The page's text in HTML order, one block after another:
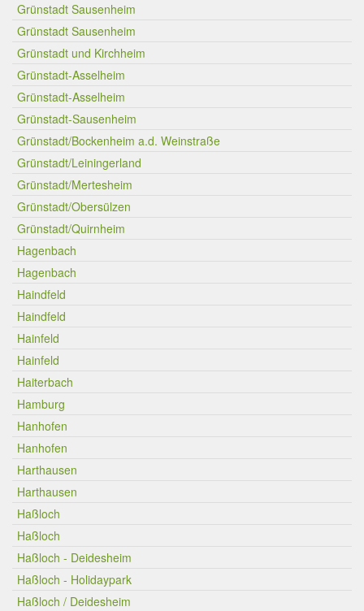
Grünstadt Sausenheim
Grünstadt Sausenheim
Grünstadt und Kirchheim
Grünstadt-Asselheim
Grünstadt-Asselheim
Grünstadt-Sausenheim
Grünstadt/Bockenheim a.d. Weinstraße
Grünstadt/Leiningerland
Grünstadt/Mertesheim
Grünstadt/Obersülzen
Grünstadt/Quirnheim
Hagenbach
Hagenbach
Haindfeld
Haindfeld
Hainfeld
Hainfeld
Haiterbach
Hamburg
Hanhofen
Hanhofen
Harthausen
Harthausen
Haßloch
Haßloch
Haßloch - Deidesheim
Haßloch - Holidaypark
Haßloch / Deidesheim